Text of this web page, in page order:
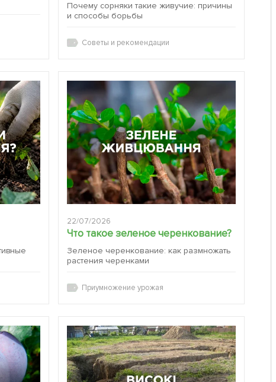
Почему сорняки такие живучие: причины
и способы борьбы
Советы и рекомендации
22/07/2026
Что такое зеленое черенкование?
Зеленое черенкование: как размножать
растения черенками
Приумножение урожая